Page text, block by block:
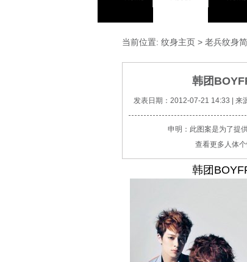
当前位置: 纹身主页 > 老兵纹身
韩团
发表日期：2012-07-21 14:33 | 来
申明：此图案是为了提
查看更多人体
韩团